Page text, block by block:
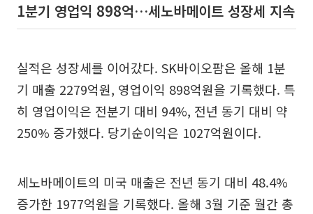
1분기 영업익 898억…세노바메이트 성장세 지속
실적은 성장세를 이어갔다. SK바이오팜은 올해 1분
기 매출 2279억원, 영업이익 898억원을 기록했다. 특
히 영업이익은 전분기 대비 94%, 전년 동기 대비 약
250% 증가했다. 당기순이익은 1027억원이다.
세노바메이트의 미국 매출은 전년 동기 대비 48.4%
증가한 1977억원을 기록했다. 올해 3월 기준 월간 총